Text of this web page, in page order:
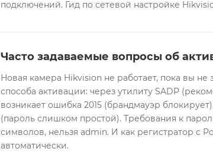
подключений. Гид по сетевой настройке
Часто задаваемые вопросы об
Новая камера Hikvision не работает, пока вы не
способа активации: через утилиту SADP
возникает ошибка 2015 (брандмауэр
(пароль слишком простой). Требования к
символов, нельзя admin. И как регистратор с
автоматически.